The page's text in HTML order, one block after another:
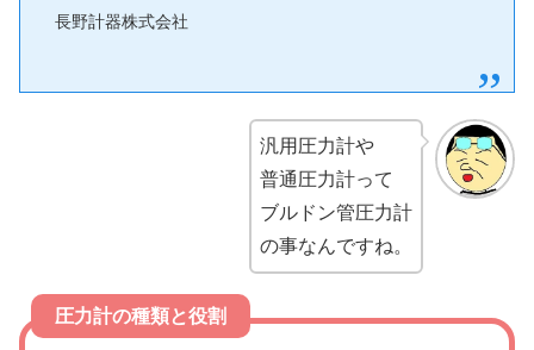
長野計器株式会社
汎用圧力計や
普通圧力計って
ブルドン管圧力計
の事なんですね。
圧力計の種類と役割